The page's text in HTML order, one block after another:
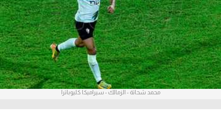
آراء حرة
ركن الألعاب
بطولات
أمريكا 2026
محمد شحاتة - الزمالك - سيراميكا كليوباترا